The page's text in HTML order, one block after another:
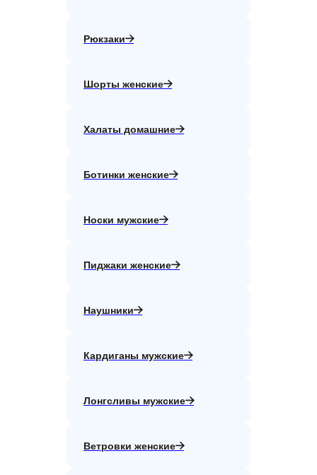
Рюкзаки
Шорты женские
Халаты домашние
Ботинки женские
Носки мужские
Пиджаки женские
Наушники
Кардиганы мужские
Лонгсливы мужские
Ветровки женские